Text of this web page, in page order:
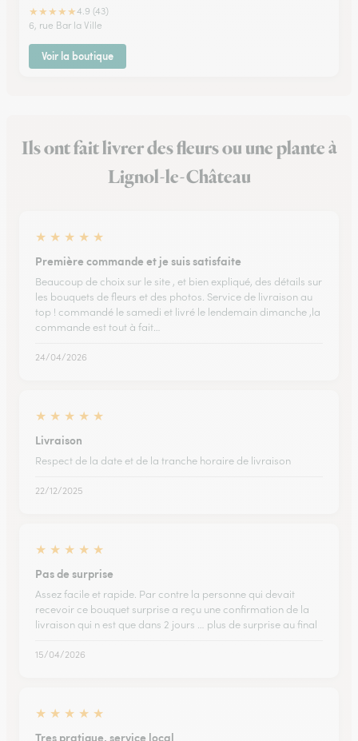
★★★★★4.9 (43)
6, rue Bar la Ville
Voir la boutique
Ils ont fait livrer des fleurs ou une plante à
Lignol-le-Château
★ ★ ★ ★ ★
Première commande et je suis satisfaite
Beaucoup de choix sur le site , et bien expliqué, des détails sur
les bouquets de fleurs et des photos. Service de livraison au
top ! commandé le samedi et livré le lendemain dimanche ,la
commande est tout à fait…
24/04/2026
★ ★ ★ ★ ★
Livraison
Respect de la date et de la tranche horaire de livraison
22/12/2025
★ ★ ★ ★ ★
Pas de surprise
Assez facile et rapide. Par contre la personne qui devait
recevoir ce bouquet surprise a reçu une confirmation de la
livraison qui n est que dans 2 jours … plus de surprise au final
15/04/2026
★ ★ ★ ★ ★
Tres pratique, service local